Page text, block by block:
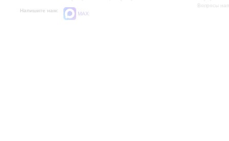
Напишите нам:
MAX
Вопросы